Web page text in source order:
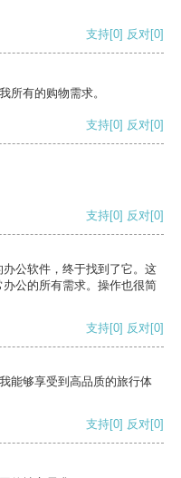
支持[0] 反对[0]
所有的购物需求。
支持[0] 反对[0]
支持[0] 反对[0]
公软件，终于找到了它。这
公的所有需求。操作也很简
支持[0] 反对[0]
能够享受到高品质的旅行体
支持[0] 反对[0]